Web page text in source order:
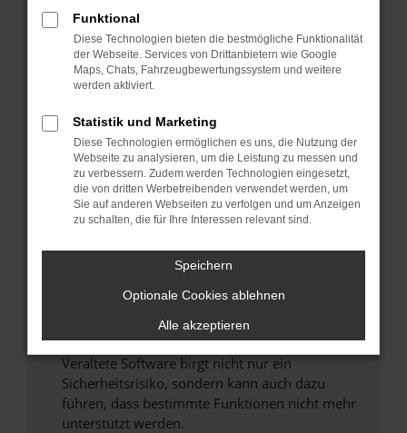
Überprüfe deine Firewall und deine
Internetverbindung.
Laden andere Webseiten, zum Beispiel deine
Suchmaschine?
Manche Erweiterungen, wie Werbeblocker,
können das Laden bestimmter Seiten
verhindern. Funktioniert die Seite in einem
anderen Browser oder in einem privaten
Fenster?
Das kann manchmal helfen, vorübergehende
Probleme zu beheben.
Stelle sicher, dass dein Browser und dein
Betriebssystem auf dem neuesten Stand
sind.
Veraltete Software birgt nicht nur ein
Sicherheitsrisiko, sondern kann auch dazu
führen, dass bestimmte Funktionen nicht mehr
unterstützt werden.
Funktional
Diese Technologien bieten die bestmögliche Funktionalität
der Webseite. Services von Drittanbietern wie Google
Maps, Chats, Fahrzeugbewertungssystem und weitere
werden aktiviert.
Statistik und Marketing
Diese Technologien ermöglichen es uns, die Nutzung der
Webseite zu analysieren, um die Leistung zu messen und
zu verbessern. Zudem werden Technologien eingesetzt,
die von dritten Werbetreibenden verwendet werden, um
Sie auf anderen Webseiten zu verfolgen und um Anzeigen
zu schalten, die für Ihre Interessen relevant sind.
Speichern
Optionale Cookies ablehnen
Alle akzeptieren